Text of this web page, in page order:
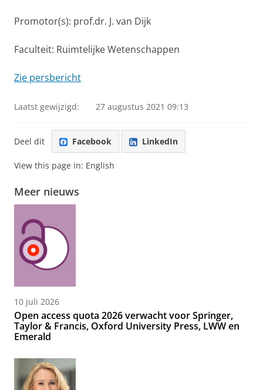
Promotor(s): prof.dr. J. van Dijk
Faculteit: Ruimtelijke Wetenschappen
Zie persbericht
Laatst gewijzigd: 27 augustus 2021 09:13
Deel dit Facebook LinkedIn
View this page in: English
Meer nieuws
10 juli 2026
Open access quota 2026 verwacht voor Springer,
Taylor & Francis, Oxford University Press, LWW en
Emerald